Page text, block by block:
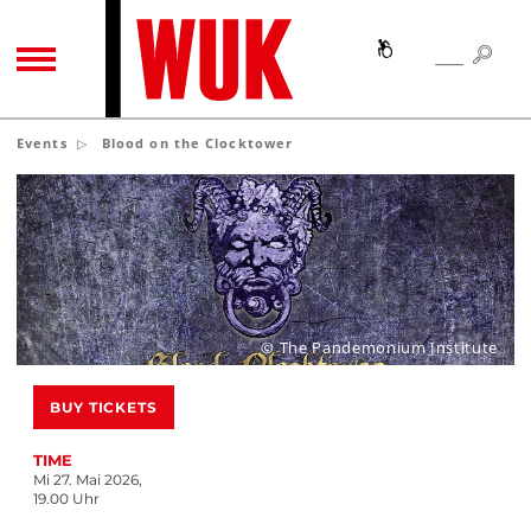
TOGGLE NAVIGATION SEARCH
Events Blood on the Clocktower
BUY TICKETS
TIME
Mi 27. Mai 2026,
19.00 Uhr
© The Pandemonium Institute